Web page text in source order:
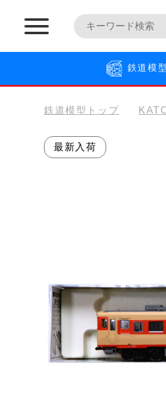
鉄道模型
鉄道模型トップ
最新入荷